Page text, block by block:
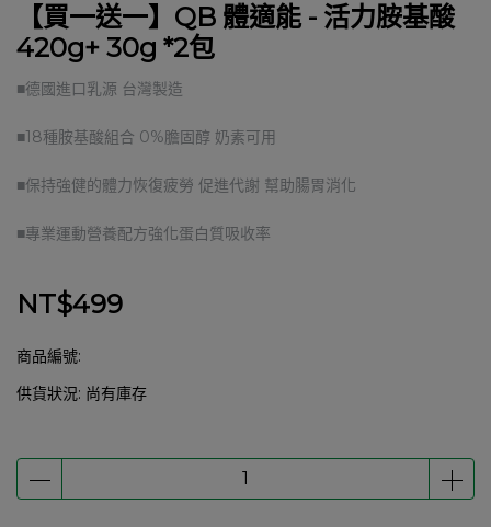
【買一送一】QB 體適能 - 活力胺基酸
420g+ 30g *2包
■德國進口乳源 台灣製造
■18種胺基酸組合 0%膽固醇 奶素可用
■保持強健的體力恢復疲勞 促進代謝 幫助腸胃消化
■專業運動營養配方強化蛋白質吸收率
NT$499
商品編號:
供貨狀況: 尚有庫存